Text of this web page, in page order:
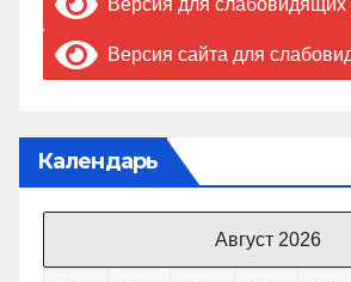
Версия сайта для
Календарь
Август 2026